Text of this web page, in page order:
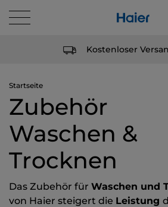
Kostenloser
Startseite
Zubehör
Waschen &
Trocknen
Das Zubehör für Waschen und
von Haier steigert die Leistung